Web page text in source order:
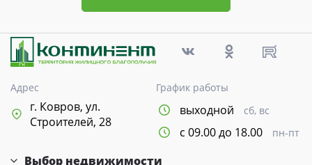
Адрес
г. Ковров, ул.
Строителей, 28
График работы
выходной сб, вс
с 09.00 до 18.00 пн-пт
Выбор недвижимости